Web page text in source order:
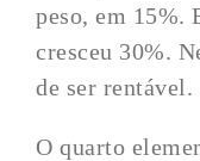
peso, em 15%.
cresceu 30%.
de ser rentável.
O quarto